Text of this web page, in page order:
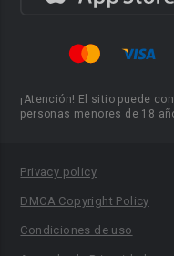
¡Atención! El sitio puede
personas menores de 18
Privacy policy
DMCA Copyright Policy
Condiciones de uso